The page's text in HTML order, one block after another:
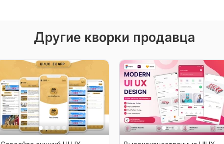
Другие кворки продавца